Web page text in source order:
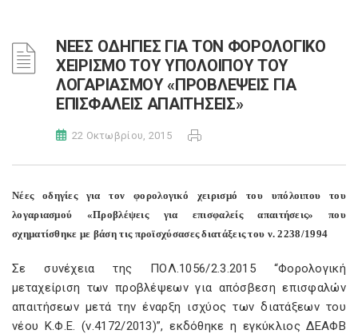
ΝΕΕΣ ΟΔΗΓΙΕΣ ΓΙΑ ΤΟΝ ΦΟΡΟΛΟΓΙΚΟ
ΧΕΙΡΙΣΜΟ ΤΟΥ ΥΠΟΛΟΙΠΟΥ ΤΟΥ
ΛΟΓΑΡΙΑΣΜΟΥ «ΠΡΟΒΛΕΨΕΙΣ ΓΙΑ
ΕΠΙΣΦΑΛΕΙΣ ΑΠΑΙΤΗΣΕΙΣ»
22 Οκτωβρίου, 2015
Νέες οδηγίες για τον φορολογικό χειρισμό του υπόλοιπου του
λογαριασμού «Προβλέψεις για επισφαλείς απαιτήσεις» που
σχηματίσθηκε με βάση τις προϊσχύσασες διατάξεις του ν. 2238/1994
Σε συνέχεια της ΠΟΛ.1056/2.3.2015 “Φορολογική
μεταχείριση των προβλέψεων για απόσβεση επισφαλών
απαιτήσεων μετά την έναρξη ισχύος των διατάξεων του
νέου Κ.Φ.Ε. (ν.4172/2013)”, εκδόθηκε η εγκύκλιος ΔΕΑΦΒ